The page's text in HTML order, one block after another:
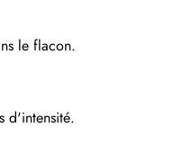
le flacon.
d'intensité.